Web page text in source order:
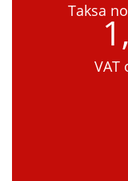
Taksa
VAT